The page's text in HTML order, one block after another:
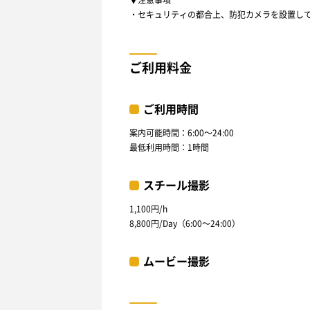
・セキュリティの都合上、防犯カメラを設置し
ご利用料金
ご利用時間
案内可能時間：6:00〜24:00
最低利用時間：1時間
スチール撮影
1,100円/h
8,800円/Day（6:00〜24:00）
ムービー撮影